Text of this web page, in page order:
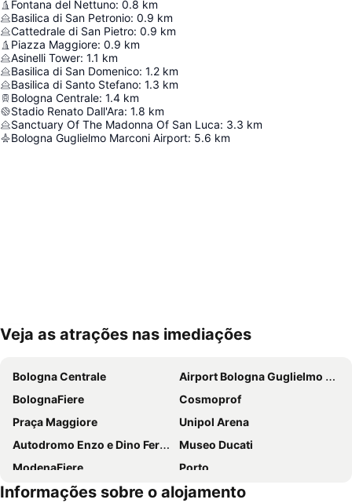
Fontana del Nettuno: 0.8 km
Basilica di San Petronio: 0.9 km
Cattedrale di San Pietro: 0.9 km
Piazza Maggiore: 0.9 km
Asinelli Tower: 1.1 km
Basilica di San Domenico: 1.2 km
Basilica di Santo Stefano: 1.3 km
Bologna Centrale: 1.4 km
Stadio Renato Dall'Ara: 1.8 km
Sanctuary Of The Madonna Of San Luca: 3.3 km
Bologna Guglielmo Marconi Airport: 5.6 km
Ampliar mapa
Veja as atrações nas imediações
Bologna Centrale
Airport Bologna Guglielmo Marconi
BolognaFiere
Cosmoprof
Praça Maggiore
Unipol Arena
Autodromo Enzo e Dino Ferrari
Museo Ducati
ModenaFiere
Porto
Autostazione
Saragozza
Informações sobre o alojamento